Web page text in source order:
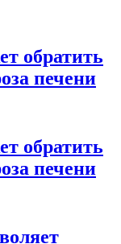
обратить
печени
обратить
печени